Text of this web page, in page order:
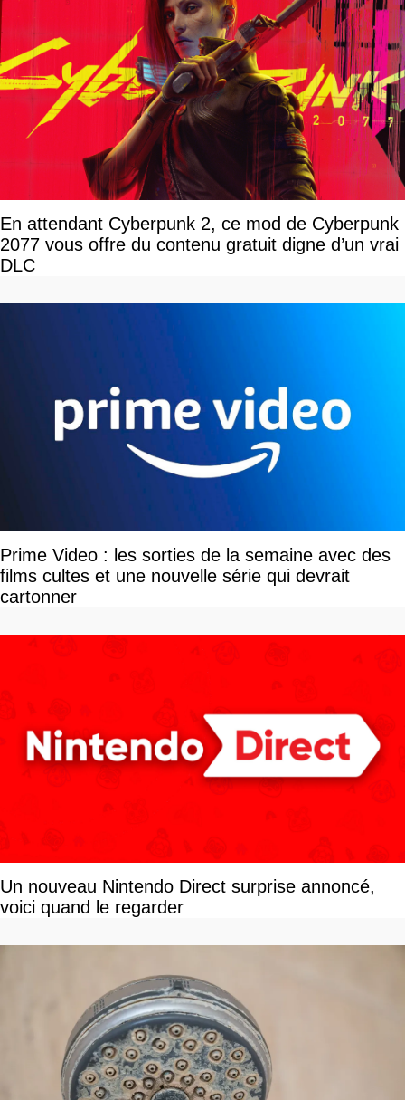
En attendant Cyberpunk 2, ce mod de Cyberpunk
2077 vous offre du contenu gratuit digne d’un vrai
DLC
Prime Video : les sorties de la semaine avec des
films cultes et une nouvelle série qui devrait
cartonner
Un nouveau Nintendo Direct surprise annoncé,
voici quand le regarder